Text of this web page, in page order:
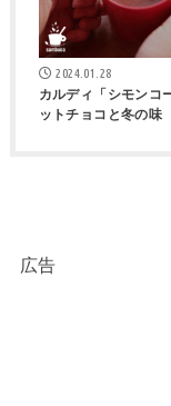
2024.01.28
カルディ「シモンコ
ットチョコと冬の味
広告